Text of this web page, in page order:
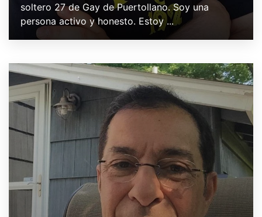
soltero 27 de Gay de Puertollano. Soy una
persona activo y honesto. Estoy ...